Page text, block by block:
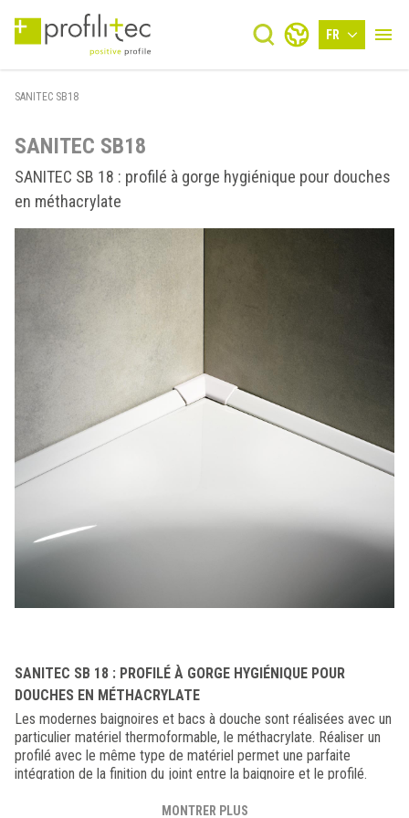
FR
SANITEC SB18
SANITEC SB18
SANITEC SB 18 : profilé à gorge hygiénique pour douches
en méthacrylate
SANITEC SB 18 : PROFILÉ À GORGE HYGIÉNIQUE POUR
DOUCHES EN MÉTHACRYLATE
Les modernes baignoires et bacs à douche sont réalisées avec un
particulier matériel thermoformable, le méthacrylate. Réaliser un
profilé avec le même type de matériel permet une parfaite
intégration de la finition du joint entre la baignoire et le profilé.
permet de compléter une baignoire en contact avec le mur aussi
MONTRER PLUS